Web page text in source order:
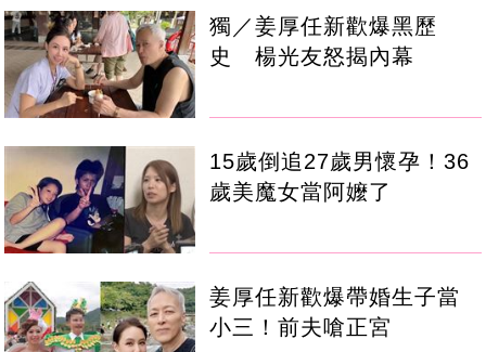
獨／姜厚任新歡爆黑歷
史 楊光友怒揭內幕
15歲倒追27歲男懷孕！36
歲美魔女當阿嬤了
姜厚任新歡爆帶婚生子當
小三！前夫嗆正宮